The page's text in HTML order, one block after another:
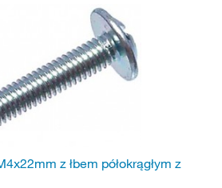
z łbem półokrągłym z